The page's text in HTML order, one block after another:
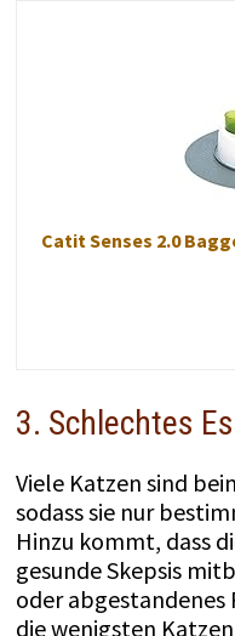
Catit Senses 2.0
3. Schlechtes
Viele Katzen sind
sodass sie nur
Hinzu kommt, dass
gesunde Skepsis
oder
die wenigsten